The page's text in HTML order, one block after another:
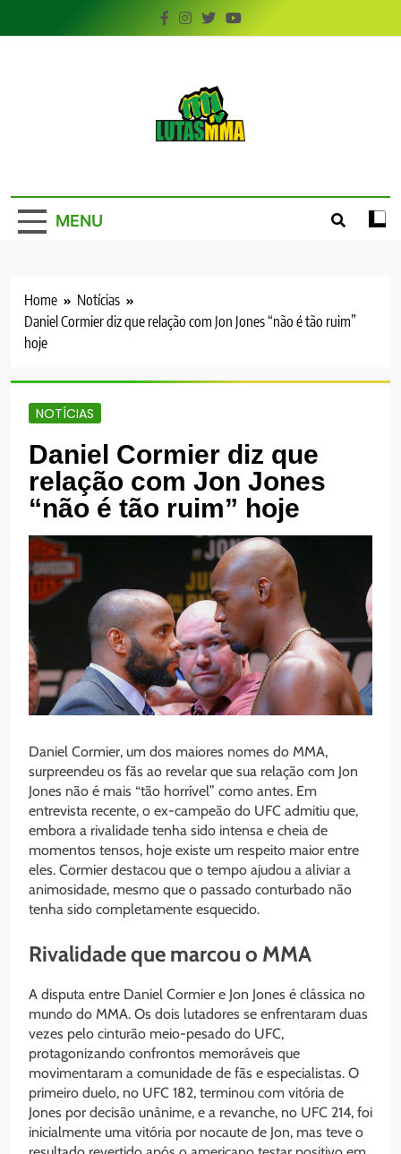
to
MENU
Home
Notícias
Daniel Cormier diz que relação com Jon Jones “não é tão ruim”
hoje
NOTÍCIAS
Daniel Cormier diz que
relação com Jon Jones
“não é tão ruim” hoje
Daniel Cormier, um dos maiores nomes do MMA,
surpreendeu os fãs ao revelar que sua relação com Jon
Jones não é mais “tão horrível” como antes. Em
entrevista recente, o ex-campeão do UFC admitiu que,
embora a rivalidade tenha sido intensa e cheia de
momentos tensos, hoje existe um respeito maior entre
eles. Cormier destacou que o tempo ajudou a aliviar a
animosidade, mesmo que o passado conturbado não
tenha sido completamente esquecido.
Rivalidade que marcou o MMA
A disputa entre Daniel Cormier e Jon Jones é clássica no
mundo do MMA. Os dois lutadores se enfrentaram duas
vezes pelo cinturão meio-pesado do UFC,
protagonizando confrontos memoráveis que
movimentaram a comunidade de fãs e especialistas. O
primeiro duelo, no UFC 182, terminou com vitória de
Jones por decisão unânime, e a revanche, no UFC 214, foi
inicialmente uma vitória por nocaute de Jon, mas teve o